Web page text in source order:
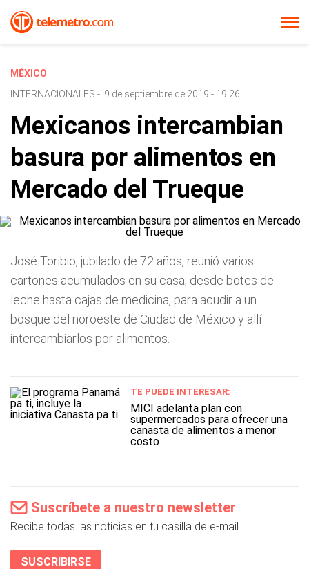
MÉXICO
INTERNACIONALES - 9 de septiembre de 2019 - 19:26
Mexicanos intercambian
basura por alimentos en
Mercado del Trueque
José Toribio, jubilado de 72 años, reunió varios
cartones acumulados en su casa, desde botes de
leche hasta cajas de medicina, para acudir a un
bosque del noroeste de Ciudad de México y allí
intercambiarlos por alimentos.
TE PUEDE INTERESAR:
MICI adelanta plan con
supermercados para ofrecer una
canasta de alimentos a menor
costo
Suscríbete a nuestro newsletter
Recibe todas las noticias en tu casilla de e-mail.
SUSCRIBIRSE